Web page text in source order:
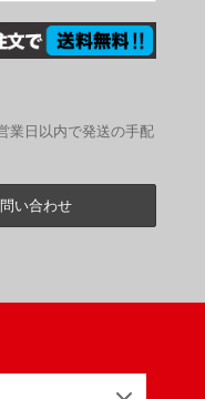
業日以内で発送の手配
い合わせ